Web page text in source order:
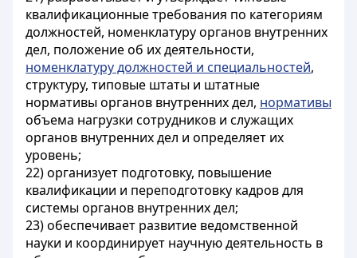
квалификационные требования по категориям
должностей, номенклатуру органов внутренних
дел, положение об их деятельности,
номенклатуру должностей и специальностей,
структуру, типовые штаты и штатные
нормативы органов внутренних дел, нормативы
объема нагрузки сотрудников и служащих
органов внутренних дел и определяет их
уровень;
22) организует подготовку, повышение
квалификации и переподготовку кадров для
системы органов внутренних дел;
23) обеспечивает развитие ведомственной
науки и координирует научную деятельность в